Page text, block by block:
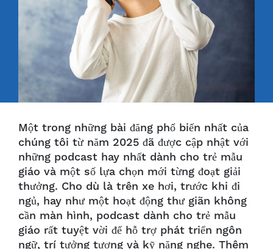
Một trong những bài đăng phổ biến nhất của
chúng tôi từ năm 2025 đã được cập nhật với
những podcast hay nhất dành cho trẻ mẫu
giáo và một số lựa chọn mới từng đoạt giải
thưởng. Cho dù là trên xe hơi, trước khi đi
ngủ, hay như một hoạt động thư giãn không
cần màn hình, podcast dành cho trẻ mẫu
giáo rất tuyệt vời để hỗ trợ phát triển ngôn
ngữ, trí tưởng tượng và kỹ năng nghe. Thêm